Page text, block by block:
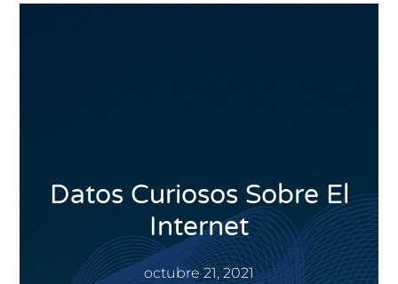
Datos Curiosos Sobre El
Internet
octubre 21, 2021